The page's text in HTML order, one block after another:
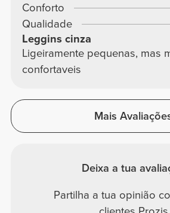
Conforto
Qualidade
Leggins cinza
Ligeiramente pequenas, mas
confortaveis
Mais
Deixa a tua
Partilha a tua opinião